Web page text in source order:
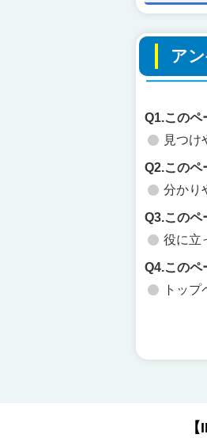
ア
Q1.このペ
見つけ
Q2.このペ
分かり
Q3.このペ
役に立
Q4.このペ
トッ
【